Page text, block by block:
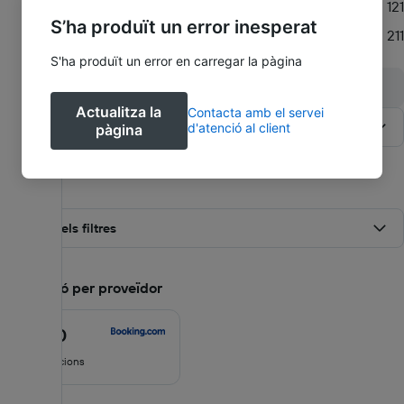
121
Deficient
211
Ordena per:Més recent
Tots els filtres
Puntuació per proveïdor
/10
45 valoracions
S’ha produït un error inesperat
S'ha produït un error en carregar la pàgina
Actualitza la
pàgina
Contacta amb el servei
d'atenció al client